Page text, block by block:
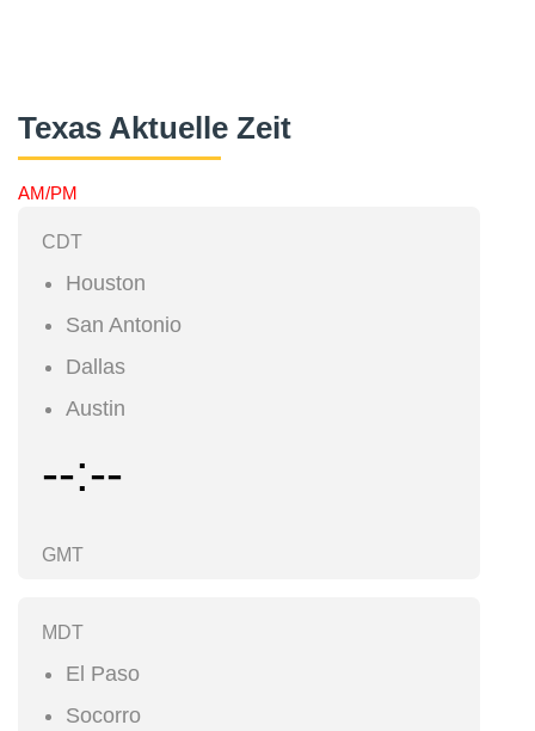
Texas Aktuelle Zeit
AM/PM
CDT
Houston
San Antonio
Dallas
Austin
--:--
GMT
MDT
El Paso
Socorro